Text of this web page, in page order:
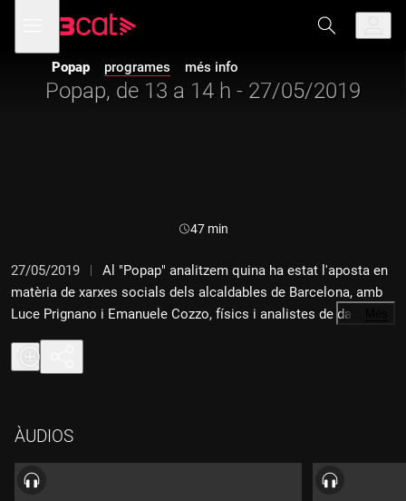
navegació
principal
menú
de
Popap programes més info
Popap, de 13 a 14 h - 27/05/2019
Durada:
47 min
27/05/2019
Al "Popap" analitzem quina ha estat l'aposta en
matèria de xarxes socials dels alcaldables de Barcelona, amb
Luce Prignano i Emanuele Cozzo, físics i analistes de dades de
Data Politik i d'Heurística. Després de l'"Informatiu xarxes",
l'expert en sèries i cinema Alfons Gorina ha donat arguments
per a la batalla "Star Wars" vs "Star Trek".
…
ÀUDIOS